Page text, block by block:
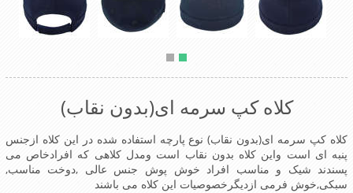
کلاه کپ سرمه ای(بدون نقاب)
کلاه کپ سرمه ای(بدون نقاب) نوع پارچه استفاده شده در این کلاه ازجنس
پنبه ای است واین کلاه بدون نقاب است ومدل کلاهی که افرادخاص می
پسندند شیک و مناسب افراد خوش پوش جنس عالی ,دوخت مناسب,
سبکی,خوش فرمی ازدیگرخصوصیات این کلاه می باشند